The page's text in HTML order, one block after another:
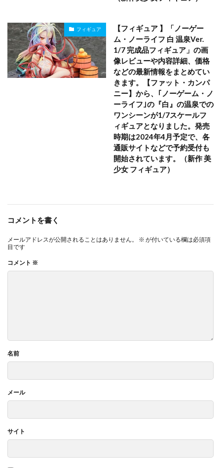
フィギュア
【フィギュア 】「ノーゲー
ム・ノーライフ 白 温泉Ver.
1/7 完成品フィギュア」の画
像レビューや内容詳細、価格
などの最新情報をまとめてい
きます。【ファット・カンパ
ニー】から、｢ノーゲーム・ノ
ーライフ｣の『白』の温泉での
ワンシーンが1/7スケールフ
ィギュアとなりました。発売
時期は2024年4月予定で、各
通販サイトなどで予約受付も
開始されています。（新作 美
少女 フィギュア）
コメントを書く
メールアドレスが公開されることはありません。 ※ が付いている欄は必須項
目です
コメント ※
名前
メール
サイト